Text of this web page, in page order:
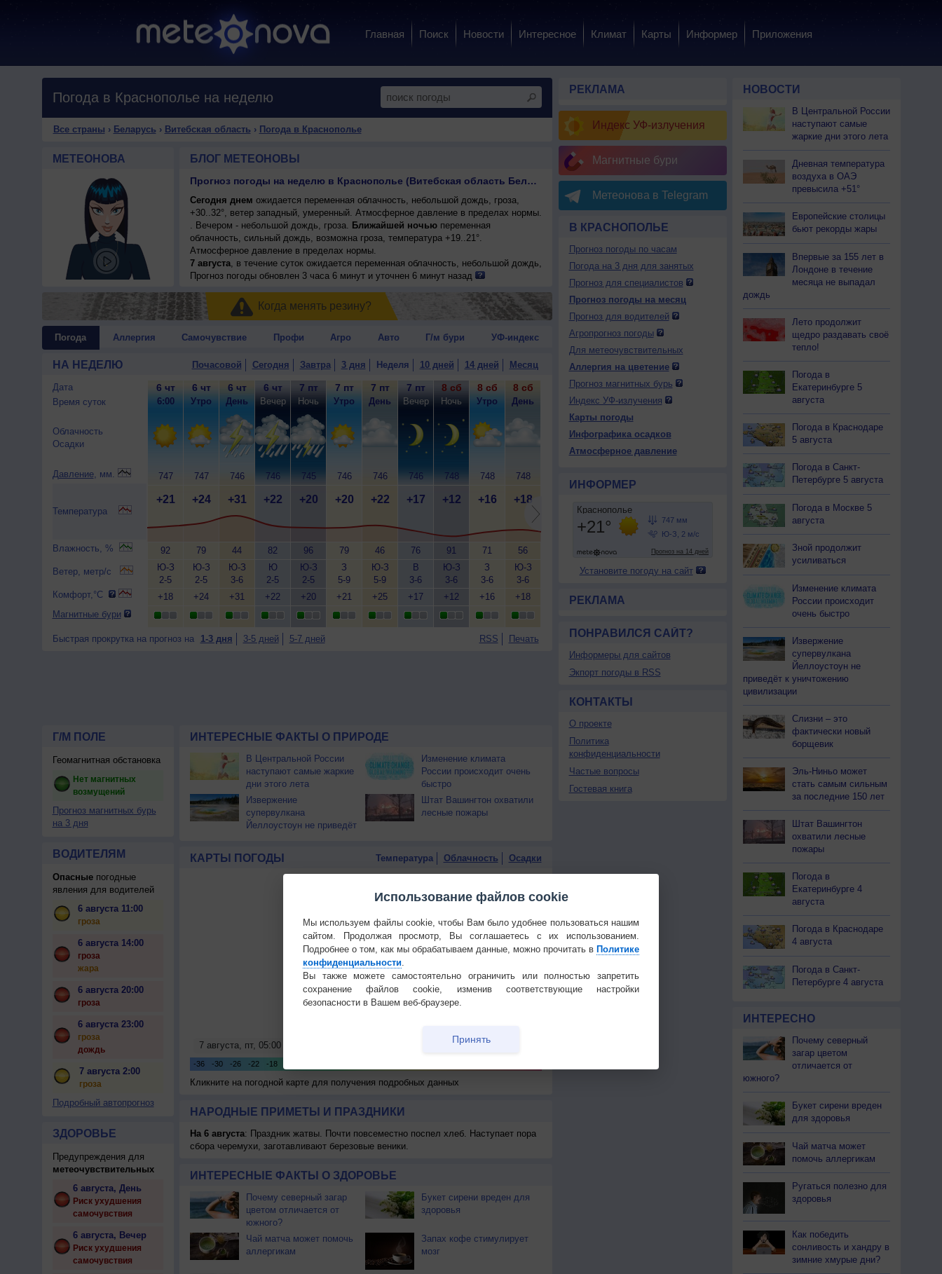
Главная Поиск Новости Интересное Климат Карты Информер Приложения
Погода в Краснополье на неделю
Все страны › Беларусь › Витебская область › Погода в Краснополье
МЕТЕОНОВА БЛОГ МЕТЕОНОВЫ
Прогноз погоды на неделю в Краснополье (Витебская область Беларусь)
Сегодня днем ожидается переменная облачность, небольшой дождь, гроза,
+30..32°, ветер западный, умеренный. Атмосферное давление в пределах нормы.
. Вечером - небольшой дождь, гроза. Ближайшей ночьюпеременная
облачность, сильный дождь, возможна гроза, температура +19..21°.
Атмосферное давление в пределах нормы.
7 августа, в течение суток ожидается переменная облачность, небольшой дождь,
возможна гроза; ночью +19..21°, днем +21..23°, ветер западный, умеренный.
Прогноз погоды обновлен 3 часа 6 минут и уточнен 6 минут назад
Когда менять резинy?
Погода Аллергия Самочувствие Профи Агро Авто Г/м бури УФ-индекс
НА НЕДЕЛЮ Почасовой Сегодня Завтра 3 дня Неделя 10 дней 14 дней Месяц
Дата
Время суток
Облачность
Осадки
Давление, мм.
Температура
Влажность, %
Ветер, метр/с
Комфорт,°C
Магнитные бури
6 чт
6:00
747
+21
92
Ю-З
2-5
+18
6 чт
Утро
747
+24
79
Ю-З
2-5
+24
6 чт
День
746
+31
44
Ю-З
3-6
+31
6 чт
Вечер
746
+22
82
Ю
2-5
+22
7 пт
Ночь
745
+20
96
Ю-З
2-5
+20
7 пт
Утро
746
+20
79
З
5-9
+21
7 пт
День
746
+22
46
Ю-З
5-9
+25
7 пт
Вечер
746
+17
76
В
3-6
+17
8 сб
Ночь
748
+12
91
Ю-З
3-6
+12
8 сб
Утро
748
+16
71
З
3-6
+16
8 сб
День
748
+18
56
Ю-З
3-6
+18
8 сб
Вечер
9 вс
Ночь
95
З
+11
9 вс
Утро
З
+16
9 вс
День
39
З
67
Ю-З
Ю-З
+13
10 пн
750
64
Ю-З
+18
10 пн
День
748
39
+26
10 пн
747
65
+19
747
+14
Быстрая прокрутка на прогноз на 1-3 дня 3-5 дней 5-7 дней RSS Печать
Г/М ПОЛЕ
Геомагнитная обстановка
Нет магнитных
возмущений
Прогноз магнитных бурь
на 3 дня
ВОДИТЕЛЯМ
Опасныепогодные
явления для водителей
6 августа 11:00
гроза
6 августа 14:00
гроза
жара
6 августа 20:00
гроза
6 августа 23:00
гроза
дождь
7 августа 2:00
гроза
Подробный автопрогноз
ЗДОРОВЬЕ
Предупреждения для
метеочувствительных
6 августа, День
Риск ухудшения
самочувствия
6 августа, Вечер
Риск ухудшения
самочувствия
ИНТЕРЕСНЫЕ ФАКТЫ О ПРИРОДЕ
В Центральной России
наступают самые жаркие
дни этого лета
Изменение климата
России происходит очень
быстро
Извержение
супервулкана
Йеллоустоун не приведёт
Штат Вашингтон охватили
лесные пожары
КАРТЫ ПОГОДЫ Температура Облачность Осадки
Кликните на погодной карте для получения подробных данных
НАРОДНЫЕ ПРИМЕТЫ И ПРАЗДНИКИ
На 6 августа: Праздник жатвы. Почти повсеместно поспел хлеб. Наступает пора
сбора черемухи, заготавливают березовые веники.
ИНТЕРЕСНЫЕ ФАКТЫ О ЗДОРОВЬЕ
Почему северный загар
цветом отличается от
южного?
Букет сирени вреден для
здоровья
Чай матча может помочь
аллергикам
Запах кофе стимулирует
мозг
РЕКЛАМА
Индекс УФ-излучения
Магнитные бури
Метеонова в Telegram
В КРАСНОПОЛЬЕ
Прогноз погоды по часам
Погода на 3 дня для занятых
Прогноз для специалистов
Прогноз погоды на месяц
Прогноз для водителей
Агропрогноз погоды
Для метеочувствительных
Аллергия на цветение
Прогноз магнитных бурь
Индекс УФ-излучения
Карты погоды
Инфографика осадков
Атмосферное давление
ИНФОРМЕР
Установите погоду на сайт
РЕКЛАМА
ПОНРАВИЛСЯ САЙТ?
Информеры для сайтов
Экпорт погоды в RSS
КОНТАКТЫ
О проекте
Политика
конфиденциальности
Частые вопросы
Гостевая книга
НОВОСТИ
В Центральной России
наступают самые
жаркие дни этого лета
Дневная температура
воздуха в ОАЭ
превысила +51°
Европейские столицы
бьют рекорды жары
Впервые за 155 лет в
Лондоне в течение
месяца не выпадал
дождь
Лето продолжит
щедро раздавать своё
тепло!
Погода в
Екатеринбурге 5
августа
Погода в Краснодаре
5 августа
Погода в Санкт-
Петербурге 5 августа
Погода в Москве 5
августа
Зной продолжит
усиливаться
Изменение климата
России происходит
очень быстро
Извержение
супервулкана
Йеллоустоун не
приведёт к уничтожению
цивилизации
Слизни – это
фактически новый
борщевик
Эль-Ниньо может
стать самым сильным
за последние 150 лет
Штат Вашингтон
охватили лесные
пожары
Погода в
Екатеринбурге 4
августа
Погода в Краснодаре
4 августа
Погода в Санкт-
Петербурге 4 августа
ИНТЕРЕСНО
Почему северный
загар цветом
отличается от
южного?
Букет сирени вреден
для здоровья
Чай матча может
помочь аллергикам
Ругаться полезно для
здоровья
Как победить
сонливость и хандру в
зимние хмурые дни?
Использование файлов cookie
Мы используем файлы cookie, чтобы Вам было удобнее пользоваться нашим
сайтом. Продолжая просмотр, Вы соглашаетесь с их использованием.
Подробнее о том, как мы обрабатываем данные, можно прочитать в Политике
конфиденциальности
Вы также можете самостоятельно ограничить или полностью запретить
сохранение файлов cookie, изменив соответствующие настройки
безопасности в Вашем веб-браузере.
Принять